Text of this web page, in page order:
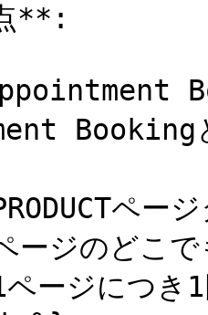
**:
Booking
ペー
ージのどこで
ージにつき